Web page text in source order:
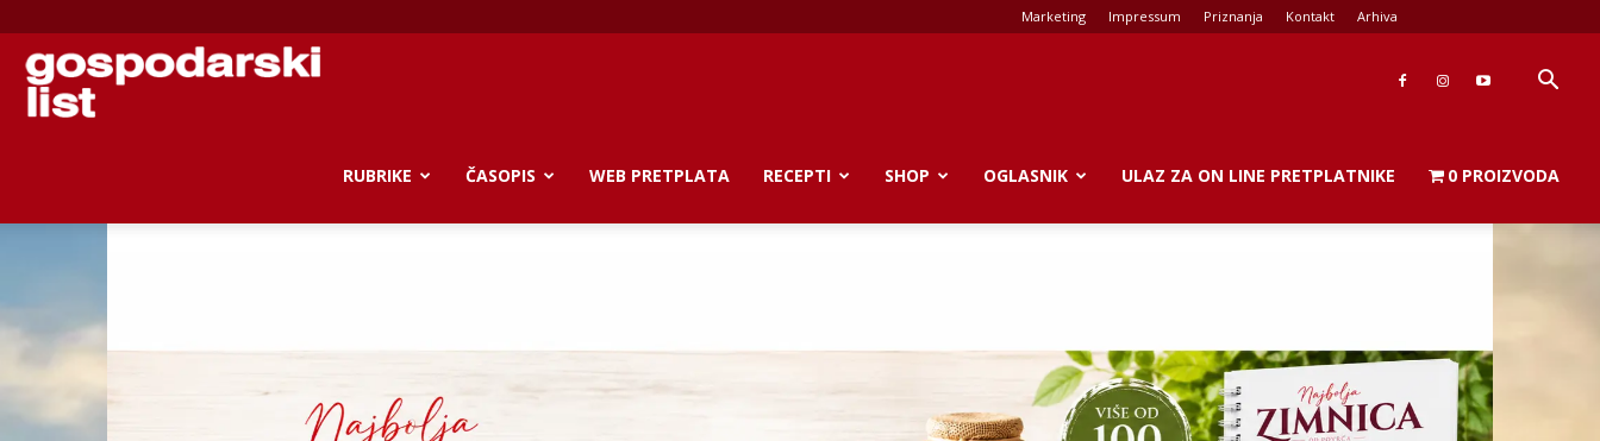
Marketing Impressum Priznanja Kontakt Arhiva
Gospodarski
RUBRIKE ČASOPIS WEB PRETPLATA RECEPTI SHOP OGLASNIK ULAZ ZA ON LINE PRETPLATNIKE 0 PROIZVODA